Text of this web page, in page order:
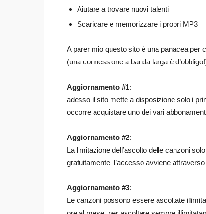
Aiutare a trovare nuovi talenti
Scaricare e memorizzare i propri MP3
A parer mio questo sito è una panacea per
(una connessione a banda larga è
Aggiornamento #1:
adesso il sito mette a disposizione solo i
occorre acquistare uno dei vari
Aggiornamento #2:
La limitazione dell’ascolto delle canzoni
gratuitamente, l’accesso avviene
Aggiornamento #3:
Le canzoni possono essere ascoltate